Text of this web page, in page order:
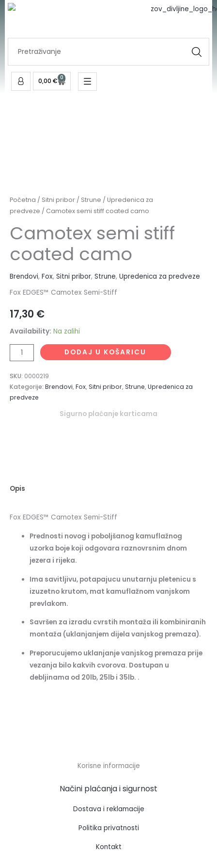
Skip
0,00 € 0
Cart
Početna / Sitni pribor / Strune / Upredenica za
predveze / Camotex semi stiff coated camo
Camotex semi stiff
coated camo
Brendovi, Fox, Sitni pribor, Strune, Upredenica za predveze
Fox EDGES™ Camotex Semi-Stiff
17,30 €
Availability: Na zalihi
DODAJ U KOŠARICU
SKU: 0000219
Kategorije: Brendovi,Fox,Sitni pribor,Strune,Upredenica za
predveze
Sigurno plaćanje karticama
Opis
Fox EDGES™ Camotex Semi-Stiff
Prednosti novog i poboljšanog kamuflažnog
uzorka boje koji odgovara raznovrsnim dnom
jezera i rijeka.
Ima savitljivu, potapajucu unutarnju pletenicu s
izuzetno krutom, mat kamuflažnom vanjskom
prevlakom.
Savršen za izradu cvrstih montaža ili kombiniranih
montaža (uklanjanjem dijela vanjskog premaza).
Preporucujemo uklanjanje vanjskog premaza prije
vezanja bilo kakvih cvorova. Dostupan u
debljinama od 20lb, 25lb i 35lb. .
Korisne informacije
Načini plaćanja i sigurnost
Dostava i reklamacije
Politika privatnosti
Kontakt
coated
količina